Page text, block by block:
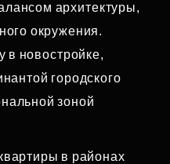
архитектуры,
окружения.
в новостройке,
городского
зоной
в районах